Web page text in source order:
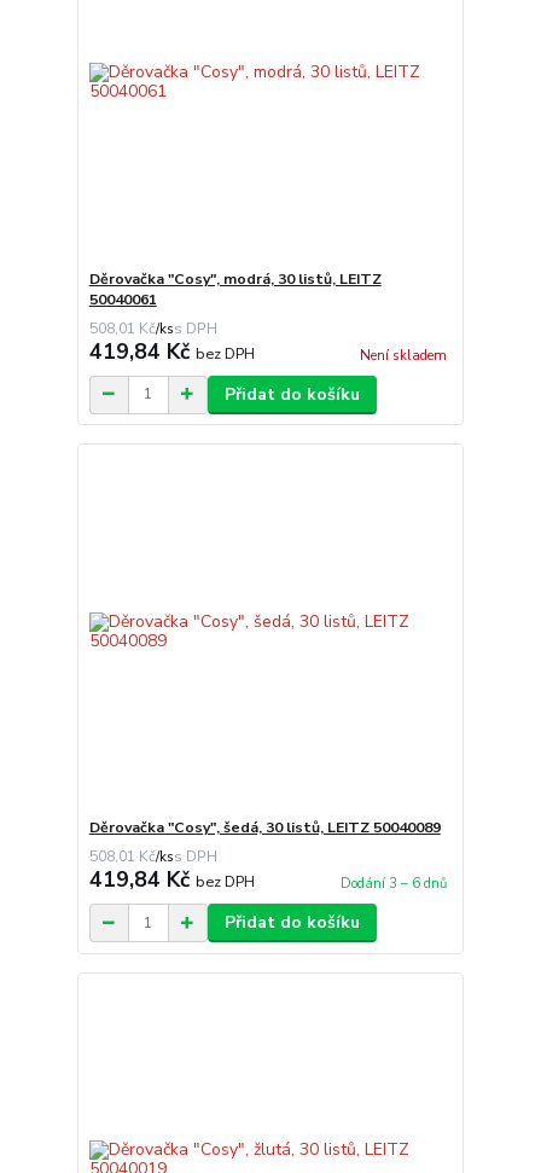
Děrovačka "Cosy", modrá, 30 listů, LEITZ
50040061
508,01 Kč/ks
419,84 Kč bez DPH Není skladem
Přidat do košíku
Děrovačka "Cosy", šedá, 30 listů, LEITZ 50040089
508,01 Kč/ks
419,84 Kč bez DPH Dodání 3 – 6 dnů
Přidat do košíku